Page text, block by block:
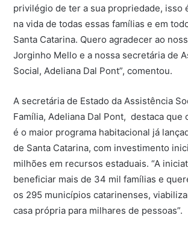
privilégio de ter a sua propriedade, isso
na vida de todas essas famílias e em
Santa Catarina. Quero agradecer ao
Jorginho Mello e a nossa secretária de
Social, Adeliana Dal Pont”, comentou.
A secretária de Estado da Assistência
Família, Adeliana Dal Pont, destaca que
é o maior programa habitacional já
de Santa Catarina, com investimento
milhões em recursos estaduais. “A
beneficiar mais de 34 mil famílias e
os 295 municípios catarinenses,
casa própria para milhares de pessoas”.